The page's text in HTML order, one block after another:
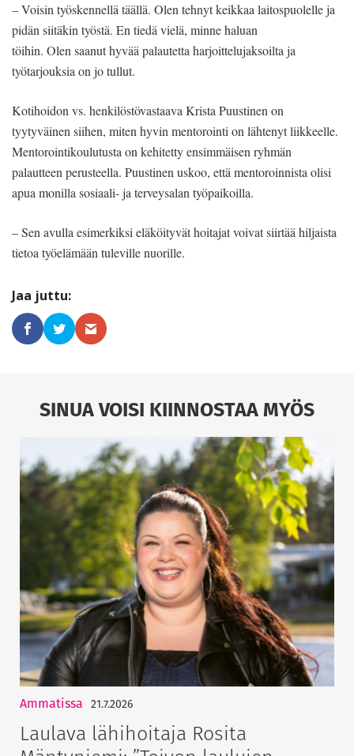
– Voisin työskennellä täällä. Olen tehnyt keikkaa laitospuolelle ja
pidän siitäkin työstä. En tiedä vielä, minne haluan
töihin. Olen saanut hyvää palautetta harjoittelujaksoilta ja
työtarjouksia on jo tullut.
Kotihoidon vs. henkilöstövastaava Krista Puustinen on
tyytyväinen siihen, miten hyvin mentorointi on lähtenyt liikkeelle.
Mentorointikoulutusta on kehitetty ensimmäisen ryhmän
palautteen perusteella. Puustinen uskoo, että mentoroinnista olisi
apua monilla sosiaali- ja terveysalan työpaikoilla.
– Sen avulla esimerkiksi eläköityvät hoitajat voivat siirtää hiljaista
tietoa työelämään tuleville nuorille.
SINUA VOISI KIINNOSTAA MYÖS
Ammatissa 21.7.2026
Laulava lähihoitaja Rosita